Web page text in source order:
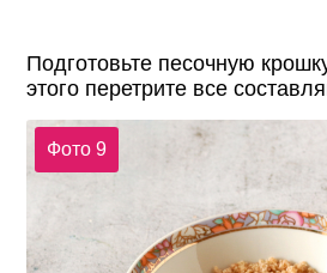
Подготовьте песочную
этого перетрите все
Фото 9